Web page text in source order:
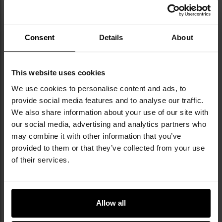
Consent Details About
This website uses cookies
We use cookies to personalise content and ads, to
provide social media features and to analyse our traffic.
We also share information about your use of our site with
our social media, advertising and analytics partners who
may combine it with other information that you’ve
provided to them or that they’ve collected from your use
of their services.
Allow all
американський бренд, який з 1975 року
спеціалізується на виробництві засобів
індивідуального захисту та систем безпеки.
став лідером у галузі, пропонуючи широкий
балончики, електрошокери, персональні
сигналізації та засоби захисту від тварин.
Продукти Sabre, особливо перцевий
балончик, регулярно тестуються
незалежними лабораторіями, що гарантує
їхню високу ефективність. Бренд також
приділяє велику увагу навчанню
матеріали та інструкції щодо правильного
використання продуктів. Виробник
співпрацює з правоохоронними органами по